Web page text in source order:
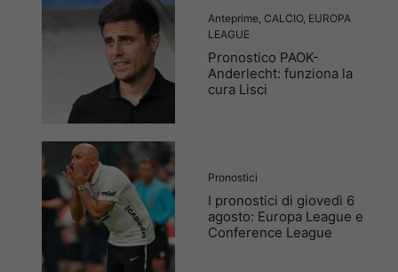
Anteprime, CALCIO, EUROPA
LEAGUE
Pronostico PAOK-
Anderlecht: funziona la
cura Lisci
Pronostici
I pronostici di giovedì 6
agosto: Europa League e
Conference League